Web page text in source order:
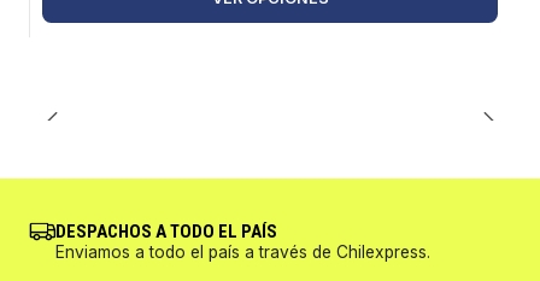
DESPACHOS A TODO EL PAÍS
Enviamos a todo el país a través de Chilexpress.